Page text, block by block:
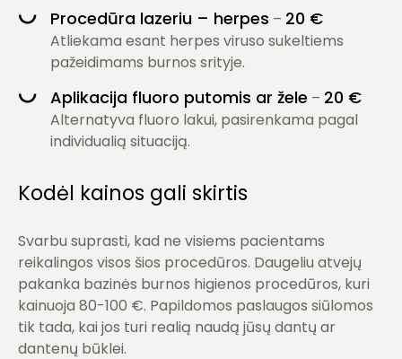
Procedūra lazeriu – herpes – 20 €
Atliekama esant herpes viruso sukeltiems
pažeidimams burnos srityje.
Aplikacija fluoro putomis ar žele – 20 €
Alternatyva fluoro lakui, pasirenkama pagal
individualią situaciją.
Kodėl kainos gali skirtis
Svarbu suprasti, kad ne visiems pacientams
reikalingos visos šios procedūros. Daugeliu atvejų
pakanka bazinės burnos higienos procedūros, kuri
kainuoja 80-100 €. Papildomos paslaugos siūlomos
tik tada, kai jos turi realią naudą jūsų dantų ar
dantenų būklei.